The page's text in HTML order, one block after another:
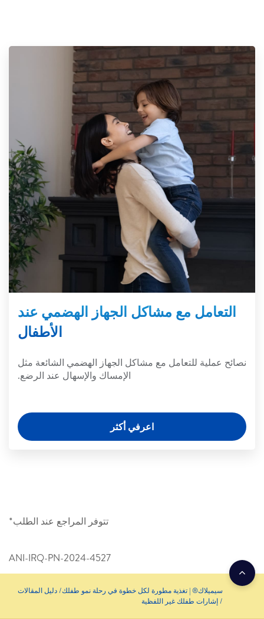
التعامل مع مشاكل الجهاز الهضمي عند
الأطفال
نصائح عملية للتعامل مع مشاكل الجهاز الهضمي الشائعة مثل
الإمساك والإسهال عند الرضع.
اعرفي أكثر
تتوفر المراجع عند الطلب*
ANI-IRQ-PN-2024-4527
سيميلاك® | تغذية مطورة لكل خطوة في رحلة نمو طفلك دليل المقالات
إشارات طفلك غير اللفظية